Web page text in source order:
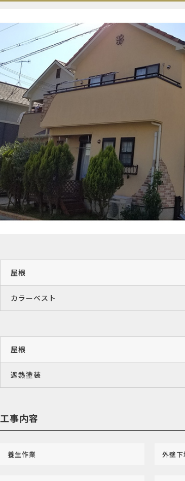
屋根
カラーベスト
屋根
遮熱塗装
工事内容
養生作業 外壁下